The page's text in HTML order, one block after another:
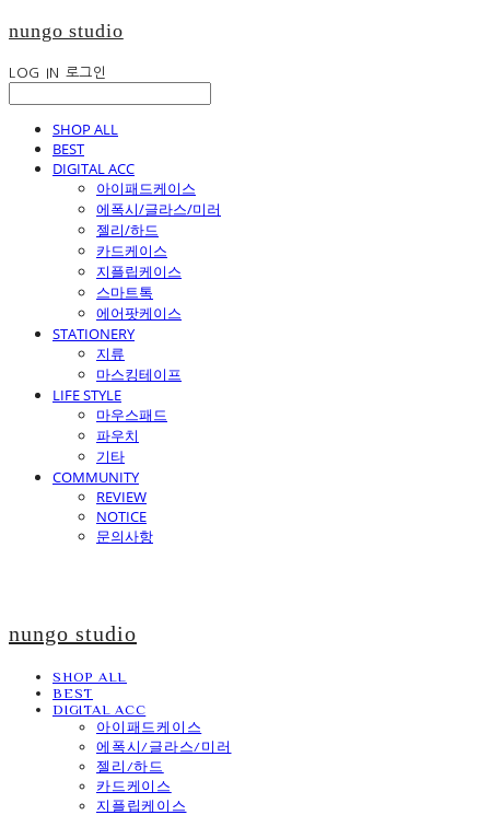
nungo studio
LOG IN 로그인
SHOP ALL
BEST
DIGITAL ACC
아이패드케이스
에폭시/글라스/미러
젤리/하드
카드케이스
지플립케이스
스마트톡
에어팟케이스
STATIONERY
지류
마스킹테이프
LIFE STYLE
마우스패드
파우치
기타
COMMUNITY
REVIEW
NOTICE
문의사항
nungo studio
SHOP ALL
BEST
DIGITAL ACC
아이패드케이스
에폭시/글라스/미러
젤리/하드
카드케이스
지플립케이스